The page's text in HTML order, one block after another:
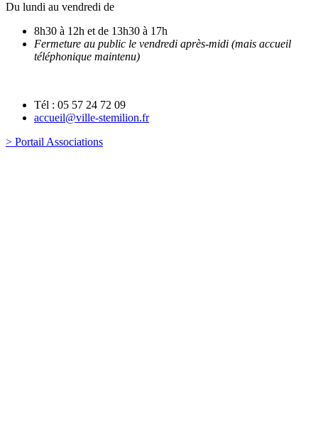
Du lundi au vendredi de
8h30 à 12h et de 13h30 à 17h
Fermeture au public le vendredi après-midi (mais accueil
téléphonique maintenu)
Tél : 05 57 24 72 09
accueil@ville-stemilion.fr
> Portail Associations